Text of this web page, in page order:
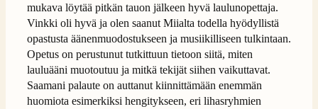
mukava löytää pitkän tauon jälkeen hyvä laulunopettaja.
Vinkki oli hyvä ja olen saanut Miialta todella hyödyllistä
opastusta äänenmuodostukseen ja musiikilliseen tulkintaan.
Opetus on perustunut tutkittuun tietoon siitä, miten
lauluääni muotoutuu ja mitkä tekijät siihen vaikuttavat.
Saamani palaute on auttanut kiinnittämään enemmän
huomiota esimerkiksi hengitykseen, eri lihasryhmien